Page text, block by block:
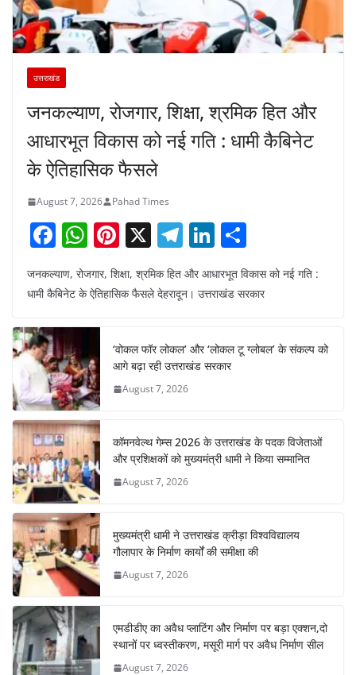
उत्तराखंड
जनकल्याण, रोजगार, शिक्षा, श्रमिक हित और
आधारभूत विकास को नई गति : धामी कैबिनेट
के ऐतिहासिक फैसले
August 7, 2026 Pahad Times
F
c
b
o
o
k
W
at
s
A
p
p
Pi
er
st
X T
el
e
a
m
Li
k
dI
n
h
ar
जनकल्याण, रोजगार, शिक्षा, श्रमिक हित और आधारभूत विकास को नई गति :
धामी कैबिनेट के ऐतिहासिक फैसले देहरादून। उत्तराखंड सरकार
‘वोकल फॉर लोकल’ और ‘लोकल टू ग्लोबल’ के संकल्प को
आगे बढ़ा रही उत्तराखंड सरकार
August 7, 2026
कॉमनवेल्थ गेम्स 2026 के उत्तराखंड के पदक विजेताओं
और प्रशिक्षकों को मुख्यमंत्री धामी ने किया सम्मानित
August 7, 2026
मुख्यमंत्री धामी ने उत्तराखंड क्रीड़ा विश्वविद्यालय
गौलापार के निर्माण कार्यों की समीक्षा की
August 7, 2026
एमडीडीए का अवैध प्लाटिंग और निर्माण पर बड़ा एक्शन,दो
स्थानों पर ध्वस्तीकरण, मसूरी मार्ग पर अवैध निर्माण सील
August 7, 2026